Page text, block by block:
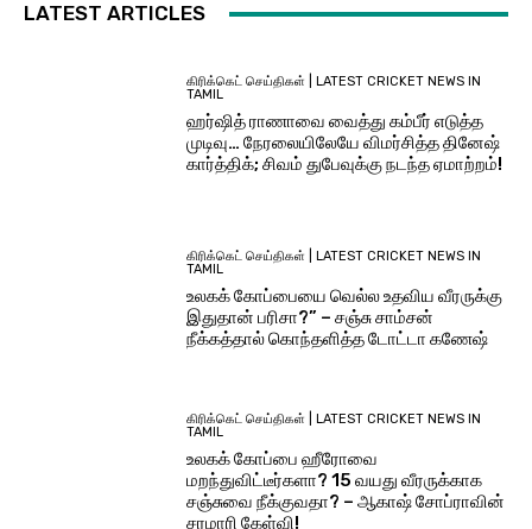
LATEST ARTICLES
கிரிக்கெட் செய்திகள் | LATEST CRICKET NEWS IN
TAMIL
ஹர்ஷித் ராணாவை வைத்து கம்பீர் எடுத்த
முடிவு… நேரலையிலேயே விமர்சித்த தினேஷ்
கார்த்திக்; சிவம் துபேவுக்கு நடந்த ஏமாற்றம்!
கிரிக்கெட் செய்திகள் | LATEST CRICKET NEWS IN
TAMIL
உலகக் கோப்பையை வெல்ல உதவிய வீரருக்கு
இதுதான் பரிசா?” – சஞ்சு சாம்சன்
நீக்கத்தால் கொந்தளித்த டோட்டா கணேஷ்
கிரிக்கெட் செய்திகள் | LATEST CRICKET NEWS IN
TAMIL
உலகக் கோப்பை ஹீரோவை
மறந்துவிட்டீர்களா? 15 வயது வீரருக்காக
சஞ்சுவை நீக்குவதா? – ஆகாஷ் சோப்ராவின்
சரமாரி கேள்வி!